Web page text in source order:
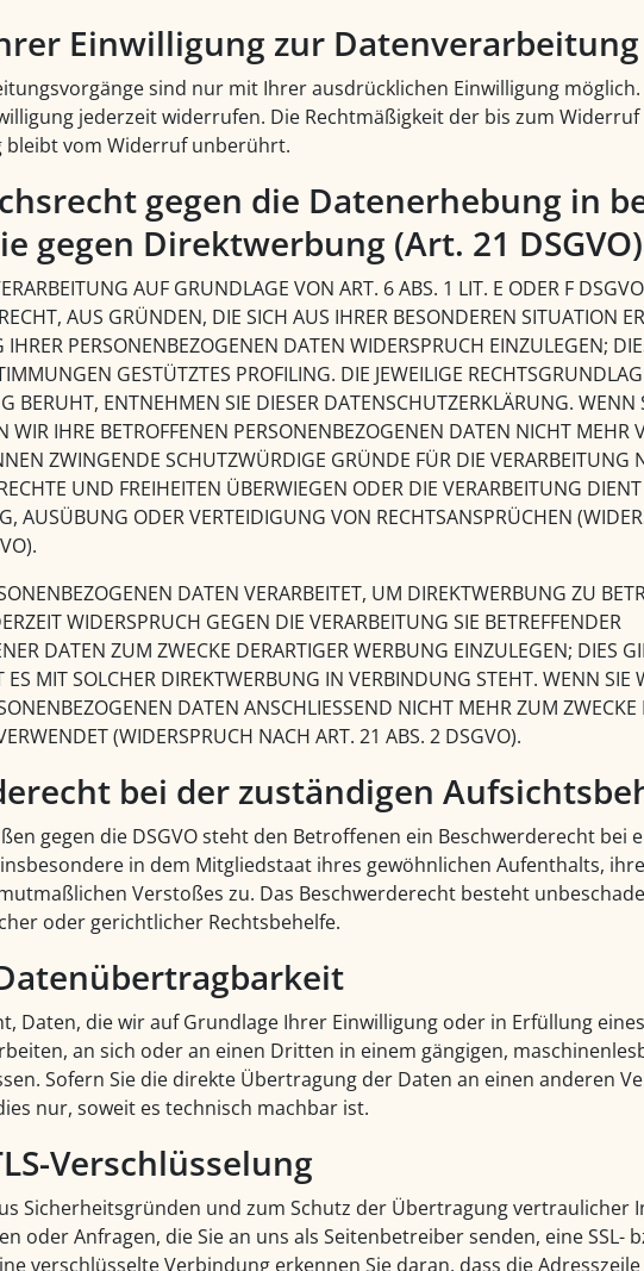
Einwilligung zur Datenverarbeitung
sind nur mit Ihrer ausdrücklichen Einwilligung möglich.
jederzeit widerrufen. Die Rechtmäßigkeit der bis zum
bleibt vom Widerruf unberührt.
gegen die Datenerhebung in
gegen Direktwerbung (Art. 21 DSGVO)
AUF GRUNDLAGE VON ART. 6 ABS. 1 LIT. E ODER F
AUS GRÜNDEN, DIE SICH AUS IHRER BESONDEREN SITUATION
IHRER PERSONENBEZOGENEN DATEN WIDERSPRUCH EINZULEGEN;
GESTÜTZTES PROFILING. DIE JEWEILIGE
BERUHT, ENTNEHMEN SIE DIESER DATENSCHUTZERKLÄRUNG. WENN
WIR IHRE BETROFFENEN PERSONENBEZOGENEN DATEN NICHT MEHR
ZWINGENDE SCHUTZWÜRDIGE GRÜNDE FÜR DIE VERARBEITUNG
UND FREIHEITEN ÜBERWIEGEN ODER DIE VERARBEITUNG
AUSÜBUNG ODER VERTEIDIGUNG VON RECHTSANSPRÜCHEN
DATEN VERARBEITET, UM DIREKTWERBUNG ZU
WIDERSPRUCH GEGEN DIE VERARBEITUNG SIE BETREFFENDER
DATEN ZUM ZWECKE DERARTIGER WERBUNG EINZULEGEN; DIES
ES MIT SOLCHER DIREKTWERBUNG IN VERBINDUNG STEHT. WENN SIE
DATEN ANSCHLIESSEND NICHT MEHR ZUM ZWECKE
(WIDERSPRUCH NACH ART. 21 ABS. 2 DSGVO).
bei der zuständigen
gegen die DSGVO steht den Betroffenen ein Beschwerderecht bei
in dem Mitgliedstaat ihres gewöhnlichen Aufenthalts,
Verstoßes zu. Das Beschwerderecht besteht
oder gerichtlicher Rechtsbehelfe.
Daten, die wir auf Grundlage Ihrer Einwilligung oder in Erfüllung
an sich oder an einen Dritten in einem gängigen,
Sofern Sie die direkte Übertragung der Daten an einen anderen
nur, soweit es technisch machbar ist.
Verschlüsselung
Sicherheitsgründen und zum Schutz der Übertragung vertraulicher
oder Anfragen, die Sie an uns als Seitenbetreiber senden, eine SSL-
verschlüsselte Verbindung erkennen Sie daran, dass die